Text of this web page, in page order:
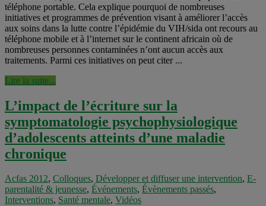
téléphone portable. Cela explique pourquoi de nombreuses
initiatives et programmes de prévention visant à améliorer l’accès
aux soins dans la lutte contre l’épidémie du VIH/sida ont recours au
téléphone mobile et à l’internet sur le continent africain où de
nombreuses personnes contaminées n’ont aucun accès aux
traitements. Parmi ces initiatives on peut citer ...
Lire la suite...
L’impact de l’écriture sur la
symptomatologie psychophysiologique
d’adolescents atteints d’une maladie
chronique
Acfas 2012, Colloques, Développer et diffuser une intervention, E-
parentalité & jeunesse, Événements, Évènements passés,
Interventions, Santé mentale, Vidéos